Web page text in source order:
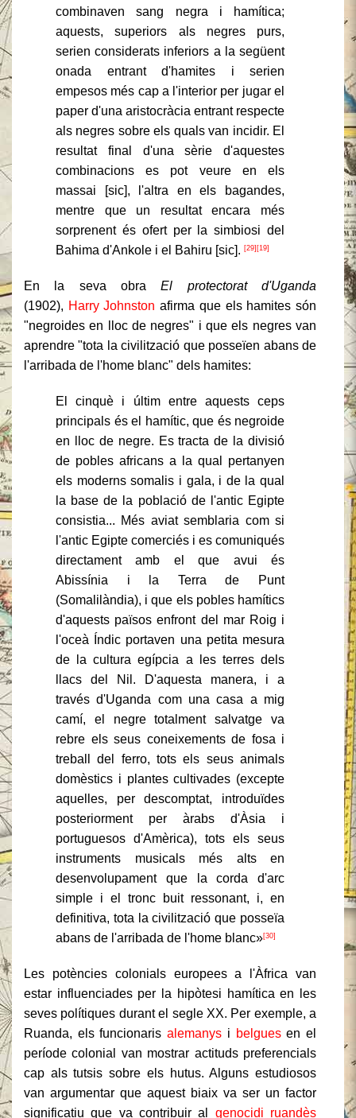
combinaven sang negra i hamítica;
aquests, superiors als negres purs,
serien considerats inferiors a la següent
onada entrant d'hamites i serien
empesos més cap a l'interior per jugar el
paper d'una aristocràcia entrant respecte
als negres sobre els quals van incidir. El
resultat final d'una sèrie d'aquestes
combinacions es pot veure en els
massai [sic], l'altra en els bagandes,
mentre que un resultat encara més
sorprenent és ofert per la simbiosi del
Bahima d'Ankole i el Bahiru [sic]. [29] [19]
En la seva obraEl protectorat d'Uganda
(1902), Harry Johnston afirma que els hamites són
"negroides en lloc de negres" i que els negres van
aprendre "tota la civilització que posseïen abans de
l'arribada de l'home blanc" dels hamites:
El cinquè i últim entre aquests ceps
principals és el hamític, que és negroide
en lloc de negre. Es tracta de la divisió
de pobles africans a la qual pertanyen
els moderns somalis i gala, i de la qual
la base de la població de l'antic Egipte
consistia... Més aviat semblaria com si
l'antic Egipte comerciés i es comuniqués
directament amb el que avui és
Abissínia i la Terra de Punt
(Somalilàndia), i que els pobles hamítics
d'aquests països enfront del mar Roig i
l'oceà Índic portaven una petita mesura
de la cultura egípcia a les terres dels
llacs del Nil. D'aquesta manera, i a
través d'Uganda com una casa a mig
camí, el negre totalment salvatge va
rebre els seus coneixements de fosa i
treball del ferro, tots els seus animals
domèstics i plantes cultivades (excepte
aquelles, per descomptat, introduïdes
posteriorment per àrabs d'Àsia i
portuguesos d'Amèrica), tots els seus
instruments musicals més alts en
desenvolupament que la corda d'arc
simple i el tronc buit ressonant, i, en
definitiva, tota la civilització que posseïa
abans de l'arribada de l'home blanc»[30]
Les potències colonials europees a l'Àfrica van
estar influenciades per la hipòtesi hamítica en les
seves polítiques durant el segle XX. Per exemple, a
Ruanda, els funcionarisalemanys i belguesen el
període colonial van mostrar actituds preferencials
cap als tutsis sobre els hutus. Alguns estudiosos
van argumentar que aquest biaix va ser un factor
significatiu que va contribuir al genocidi ruandès